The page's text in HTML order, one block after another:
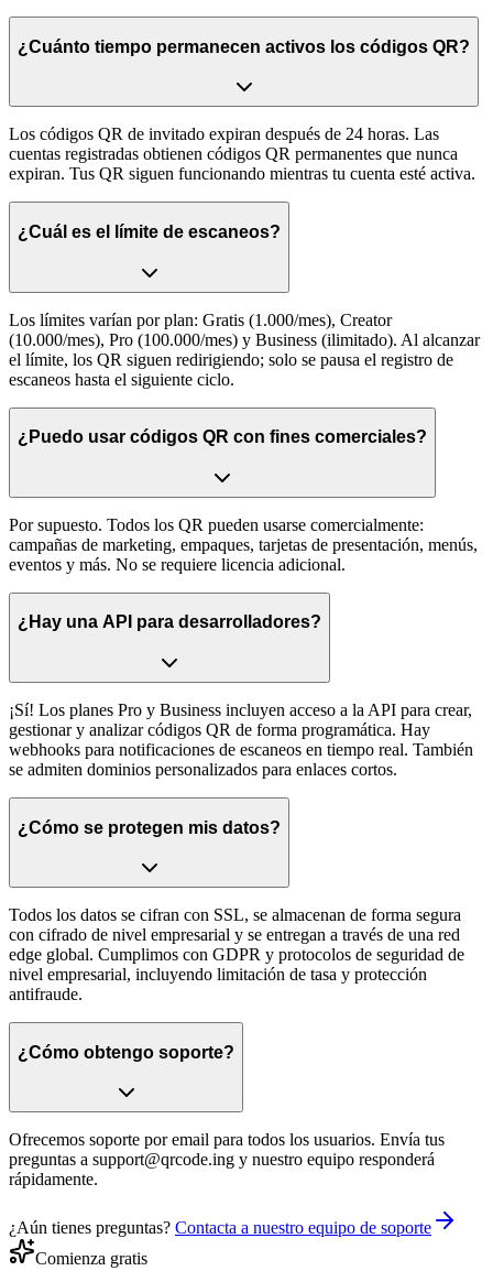
¿Cuánto tiempo permanecen activos los códigos QR?
Los códigos QR de invitado expiran después de 24 horas. Las
cuentas registradas obtienen códigos QR permanentes que nunca
expiran. Tus QR siguen funcionando mientras tu cuenta esté activa.
¿Cuál es el límite de escaneos?
Los límites varían por plan: Gratis (1.000/mes), Creator
(10.000/mes), Pro (100.000/mes) y Business (ilimitado). Al alcanzar
el límite, los QR siguen redirigiendo; solo se pausa el registro de
escaneos hasta el siguiente ciclo.
¿Puedo usar códigos QR con fines comerciales?
Por supuesto. Todos los QR pueden usarse comercialmente:
campañas de marketing, empaques, tarjetas de presentación, menús,
eventos y más. No se requiere licencia adicional.
¿Hay una API para desarrolladores?
¡Sí! Los planes Pro y Business incluyen acceso a la API para crear,
gestionar y analizar códigos QR de forma programática. Hay
webhooks para notificaciones de escaneos en tiempo real. También
se admiten dominios personalizados para enlaces cortos.
¿Cómo se protegen mis datos?
Todos los datos se cifran con SSL, se almacenan de forma segura
con cifrado de nivel empresarial y se entregan a través de una red
edge global. Cumplimos con GDPR y protocolos de seguridad de
nivel empresarial, incluyendo limitación de tasa y protección
antifraude.
¿Cómo obtengo soporte?
Ofrecemos soporte por email para todos los usuarios. Envía tus
preguntas a support@qrcode.ing y nuestro equipo responderá
rápidamente.
¿Aún tienes preguntas? Contacta a nuestro equipo de soporte
Comienza gratis